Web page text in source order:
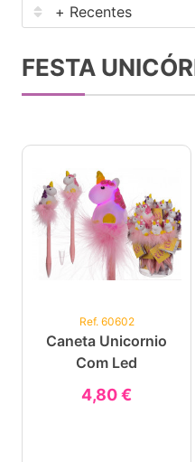
FESTA
Ref. 60602
Caneta Unicornio
Com Led
4,80 €